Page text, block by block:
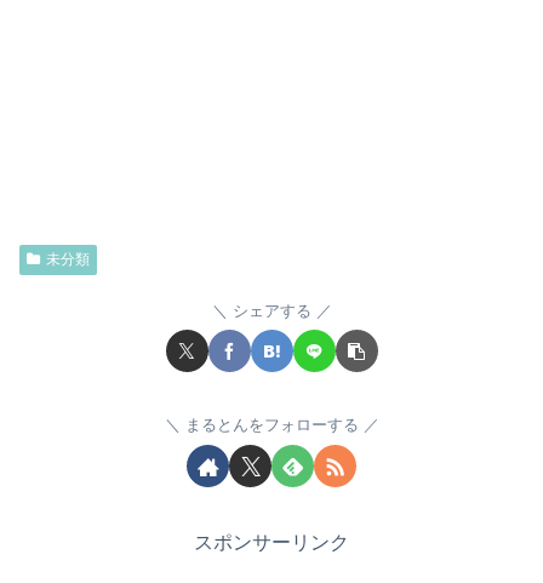
未分類
シェアする
まるとんをフォローする
スポンサーリンク